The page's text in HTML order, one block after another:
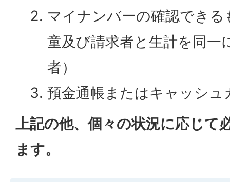
マイナンバーの確認できる
童及び請求者と生計を同一
者）
預金通帳またはキャッシュ
上記の他、個々の状況に応じて
ます。